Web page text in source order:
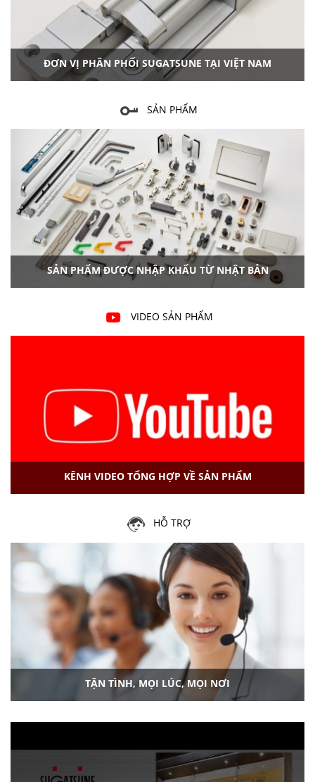
ĐƠN VỊ PHÂN PHỐI SUGATSUNE TẠI VIỆT NAM
SẢN PHẨM
SẢN PHẨM ĐƯỢC NHẬP KHẨU TỪ NHẬT BẢN
VIDEO SẢN PHẨM
KÊNH VIDEO TỔNG HỢP VỀ SẢN PHẨM
HỖ TRỢ
TẬN TÌNH, MỌI LÚC, MỌI NƠI